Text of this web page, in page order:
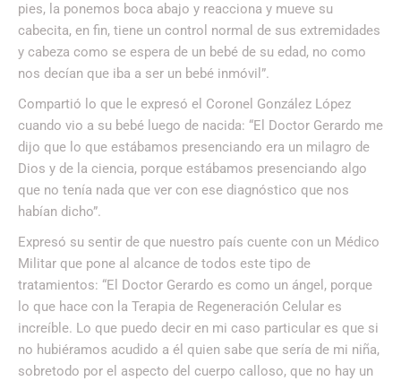
pies, la ponemos boca abajo y reacciona y mueve su
cabecita, en fin, tiene un control normal de sus extremidades
y cabeza como se espera de un bebé de su edad, no como
nos decían que iba a ser un bebé inmóvil”.
Compartió lo que le expresó el Coronel González López
cuando vio a su bebé luego de nacida: “El Doctor Gerardo me
dijo que lo que estábamos presenciando era un milagro de
Dios y de la ciencia, porque estábamos presenciando algo
que no tenía nada que ver con ese diagnóstico que nos
habían dicho”.
Expresó su sentir de que nuestro país cuente con un Médico
Militar que pone al alcance de todos este tipo de
tratamientos: “El Doctor Gerardo es como un ángel, porque
lo que hace con la Terapia de Regeneración Celular es
increíble. Lo que puedo decir en mi caso particular es que si
no hubiéramos acudido a él quien sabe que sería de mi niña,
sobretodo por el aspecto del cuerpo calloso, que no hay un